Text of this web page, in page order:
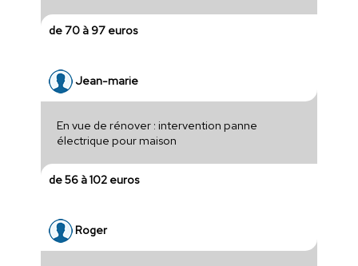
de 70 à 97 euros
Jean-marie
En vue de rénover : intervention panne
électrique pour maison
de 56 à 102 euros
Roger